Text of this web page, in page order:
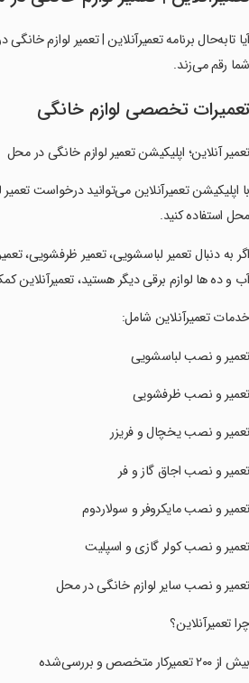
آیا تابه‌حال برنامه ‏‏‏‏تعمیرآنلاین | تعمیر لوازم
شما رقم می‌زند.
تعمیرات تخصصی لوازم خانگی
‏‏تعمیر آنلاین؛ اپلیکیشن تعمیر لوازم خانگی در محل
‏‏با اپلیکیشن تعمیرآنلاین می‌توانید درخواست
محل استفاده کنید.
‏‏اگر به دنبال تعمیر لباسشویی، تعمیر ظرفشویی،
آب و ده ها لوازم برقی دیگر هستید،
‏‏خدمات تعمیرآنلاین شامل:
‏‏تعمیر و نصب لباسشویی
‏‏تعمیر و نصب ظرفشویی
‏‏تعمیر و نصب یخچال و فریزر
‏‏تعمیر و نصب اجاق گاز و فر
‏‏تعمیر و نصب مایکروفر و سولاردوم
‏‏تعمیر و نصب کولر گازی و اسپلیت
‏‏تعمیر و نصب سایر لوازم خانگی در محل
‏‏چرا تعمیرآنلاین؟
‏‏بیش از ۲۰۰ تعمیرکار متخصص و بررسی‌شده